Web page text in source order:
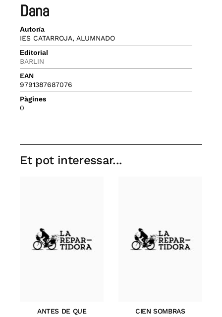
dana
Autor/a
IES CATARROJA, ALUMNADO
Editorial
BARLIN
EAN
9791387687076
Pàgines
0
Et pot interessar...
ANTES DE QUE
CIEN SOMBRAS